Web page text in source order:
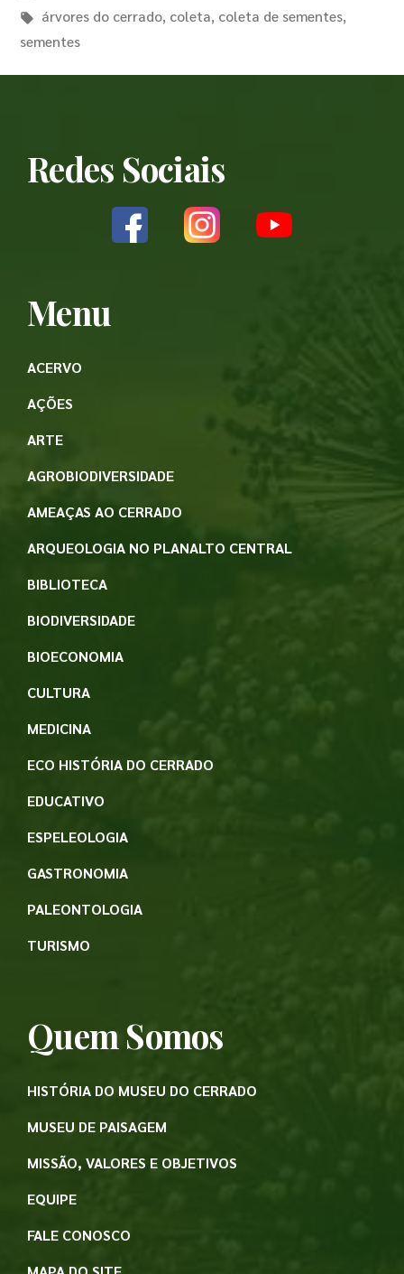
árvores do cerrado, coleta, coleta de sementes,
sementes
Redes Sociais
Menu
ACERVO
AÇÕES
ARTE
AGROBIODIVERSIDADE
AMEAÇAS AO CERRADO
ARQUEOLOGIA NO PLANALTO CENTRAL
BIBLIOTECA
BIODIVERSIDADE
BIOECONOMIA
CULTURA
MEDICINA
ECO HISTÓRIA DO CERRADO
EDUCATIVO
ESPELEOLOGIA
GASTRONOMIA
PALEONTOLOGIA
TURISMO
Quem Somos
HISTÓRIA DO MUSEU DO CERRADO
MUSEU DE PAISAGEM
MISSÃO, VALORES E OBJETIVOS
EQUIPE
FALE CONOSCO